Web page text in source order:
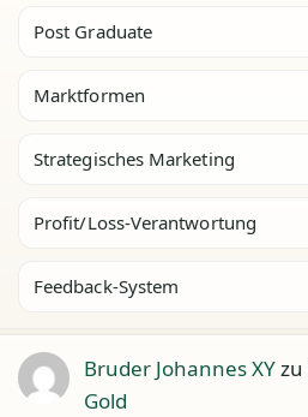
Post Graduate
Marktformen
Strategisches Marketing
Profit/Loss-Verantwortung
Feedback-System
Bruder Johannes XYzu
Gold